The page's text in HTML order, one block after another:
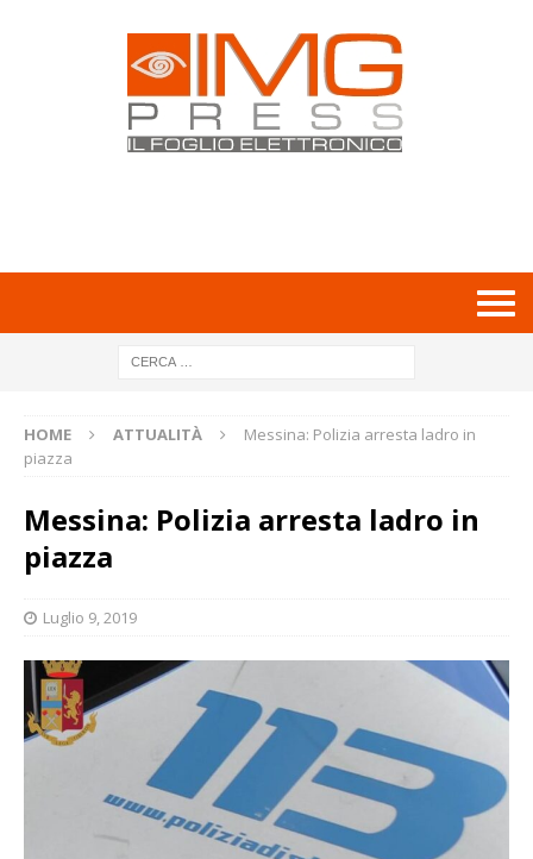
HOME ATTUALITÀ
Messina: Polizia arresta ladro in
piazza
Messina: Polizia arresta ladro in
piazza
Luglio 9, 2019